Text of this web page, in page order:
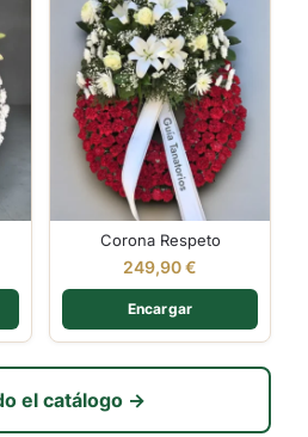
Corona Respeto
249,90€
Encargar
el catálogo →